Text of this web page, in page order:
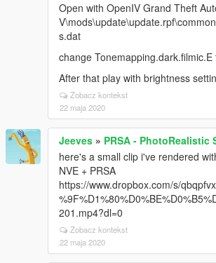
Open with OpenIV Grand Theft
s.dat
change Tonemapping.dark.filmic.E
After that play with brightness
Zobacz kontekst
22 maja 2020
Jeeves » PRSA - PhotoRealistic
here's a small clip i've rendered
NVE + PRSA
https://www.dropbox.com/s/
201.mp4?dl=0
Zobacz kontekst
22 maja 2020